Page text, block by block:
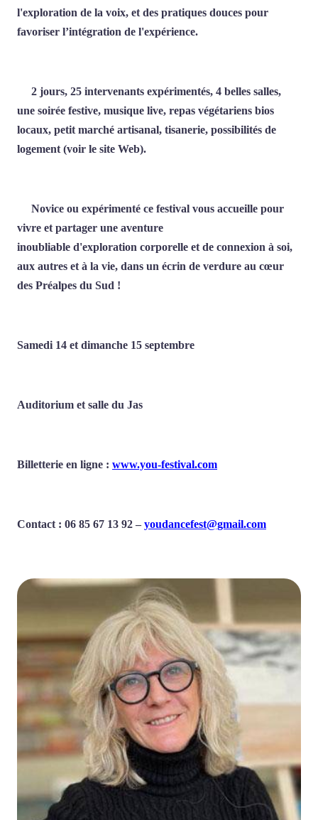
l'exploration de la voix, et des pratiques douces pour
favoriser l’intégration de l'expérience.
2 jours, 25 intervenants expérimentés, 4 belles salles,
une soirée festive, musique live, repas végétariens bios
locaux, petit marché artisanal, tisanerie, possibilités de
logement (voir le site Web).
Novice ou expérimenté ce festival vous accueille pour
vivre et partager une aventure
inoubliable d'exploration corporelle et de connexion à soi,
aux autres et à la vie, dans un écrin de verdure au cœur
des Préalpes du Sud !
Samedi 14 et dimanche 15 septembre
Auditorium et salle du Jas
Billetterie en ligne : www.you-festival.com
Contact : 06 85 67 13 92 – youdancefest@gmail.com